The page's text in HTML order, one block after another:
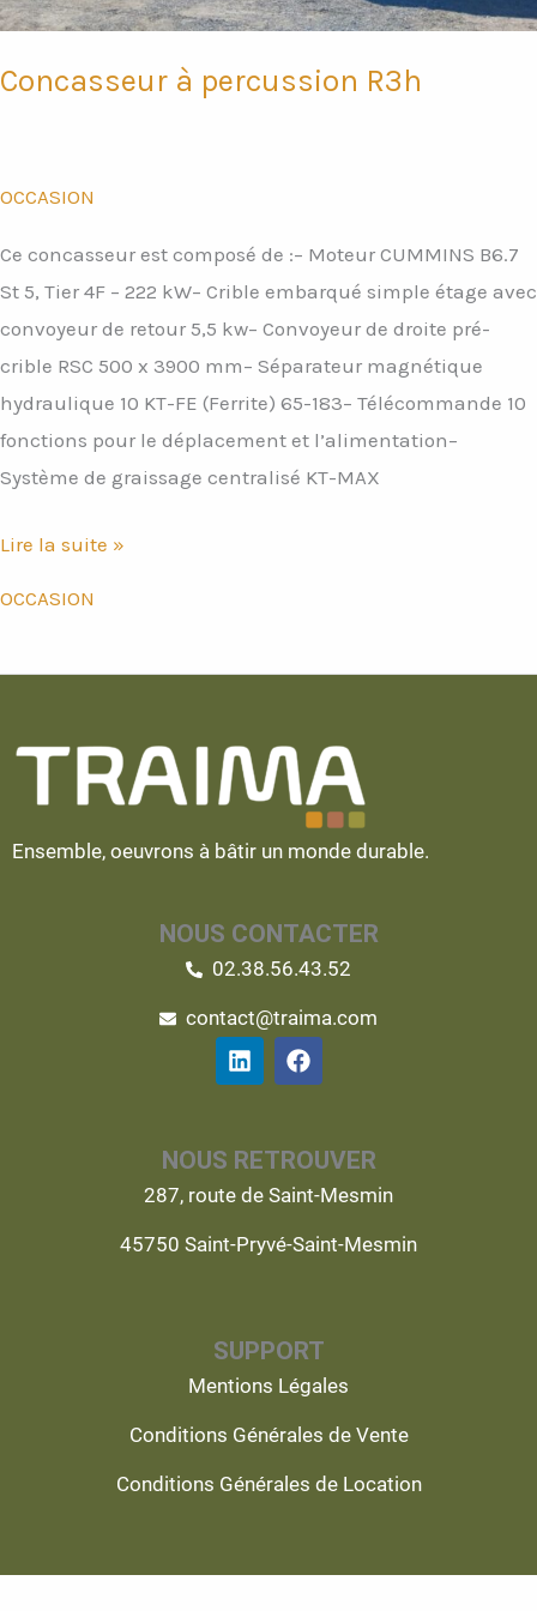
Concasseur à percussion R3h
OCCASION
Ce concasseur est composé de :– Moteur CUMMINS B6.7
St 5, Tier 4F – 222 kW– Crible embarqué simple étage avec
convoyeur de retour 5,5 kw– Convoyeur de droite pré-
crible RSC 500 x 3900 mm– Séparateur magnétique
hydraulique 10 KT-FE (Ferrite) 65-183– Télécommande 10
fonctions pour le déplacement et l’alimentation–
Système de graissage centralisé KT-MAX
Lire la suite »
OCCASION
Ensemble, oeuvrons à bâtir un monde durable.
NOUS CONTACTER
02.38.56.43.52
contact@traima.com
L
i
d
i
F
a
o
o
NOUS RETROUVER
287, route de Saint-Mesmin
45750 Saint-Pryvé-Saint-Mesmin
SUPPORT
Mentions Légales
Conditions Générales de Vente
Conditions Générales de Location